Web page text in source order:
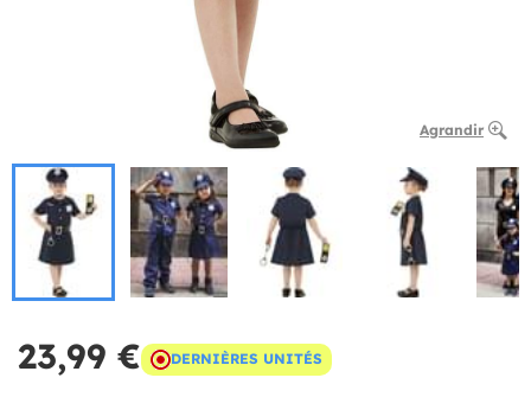
Agrandir
23,99 € DERNIÈRES UNITÉS